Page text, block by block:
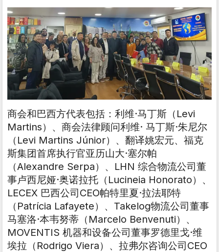
商会和巴西方代表包括：利维·马丁斯（Levi
Martins）、商会法律顾问利维· 马丁斯·朱尼尔
（Levi Martins Júnior）、翻译姚宏元、福克
斯集团首席执行官亚历山大·塞尔帕
（Alexandre Serpa）、LHN 综合物流公司董
事卢西尼娅·奥诺拉托（Lucineia Honorato）、
LECEX 巴西公司CEO帕特里夏·拉法耶特
（Patrícia Lafayete）、Takelog物流公司董事
马塞洛·本韦努蒂（Marcelo Benvenuti）、
MOVENTIS 机器和设备公司董事罗德里戈·维
埃拉（Rodrigo Viera）、拉弗尔咨询公司CEO